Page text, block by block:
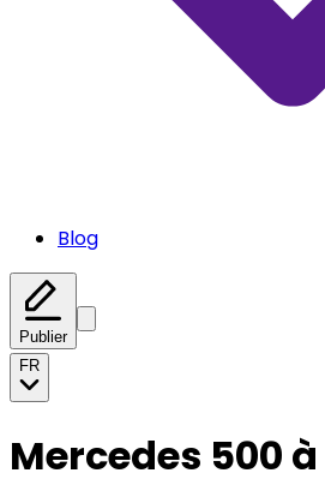
Blog
Publier
FR
Mercedes 500